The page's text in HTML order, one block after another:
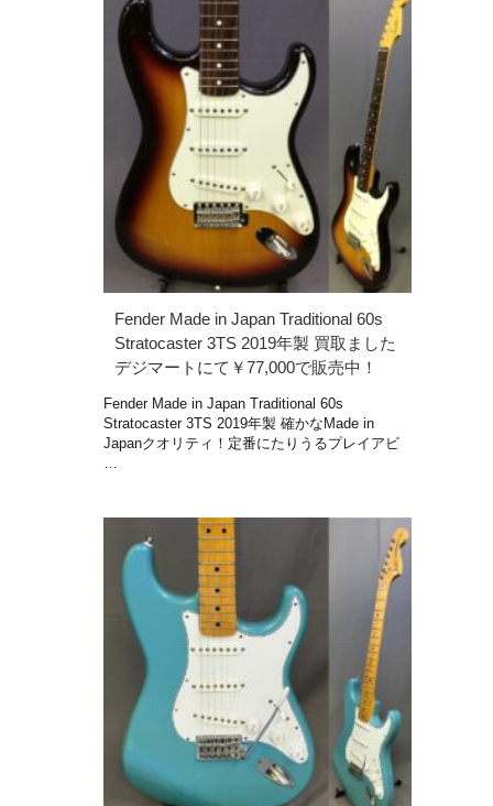
Fender Made in Japan Traditional 60s
Stratocaster 3TS 2019年製 買取ました
デジマートにて￥77,000で販売中！
Fender Made in Japan Traditional 60s
Stratocaster 3TS 2019年製 確かなMade in
Japanクオリティ！定番にたりうるプレイアビ